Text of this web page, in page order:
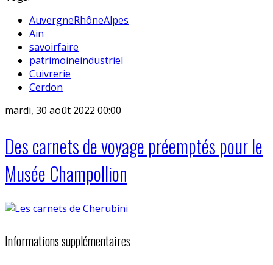
AuvergneRhôneAlpes
Ain
savoirfaire
patrimoineindustriel
Cuivrerie
Cerdon
mardi, 30 août 2022 00:00
Des carnets de voyage préemptés pour le
Musée Champollion
Informations supplémentaires